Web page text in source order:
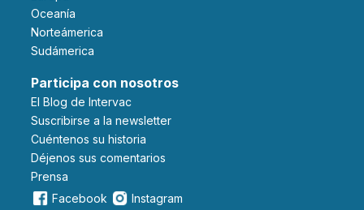
Oceanía
Norteámerica
Sudámerica
Participa con nosotros
El Blog de Intervac
Suscribirse a la newsletter
Cuéntenos su historia
Déjenos sus comentarios
Prensa
Facebook
Instagram